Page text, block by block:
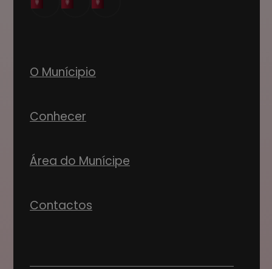
O Munícipio
Conhecer
Área do Munícipe
Contactos